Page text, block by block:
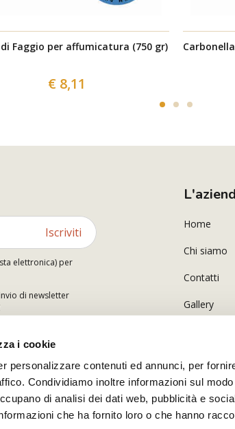
i cookie
personalizzare contenuti ed annunci, per
Condividiamo inoltre informazioni sul
di analisi dei dati web, pubblicità e
che ha fornito loro o che hanno
di Faggio per affumicatura (750 gr)
€ 8,11
Iscriviti
elettronica) per
di newsletter
Home
Chi siamo
Contatti
Gallery